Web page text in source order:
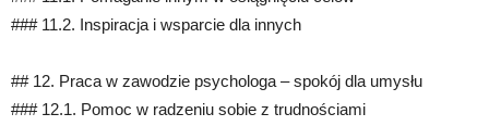
### 11.2. Inspiracja i wsparcie dla innych
## 12. Praca w zawodzie psychologa – spokój dla umysłu
### 12.1. Pomoc w radzeniu sobie z trudnościami